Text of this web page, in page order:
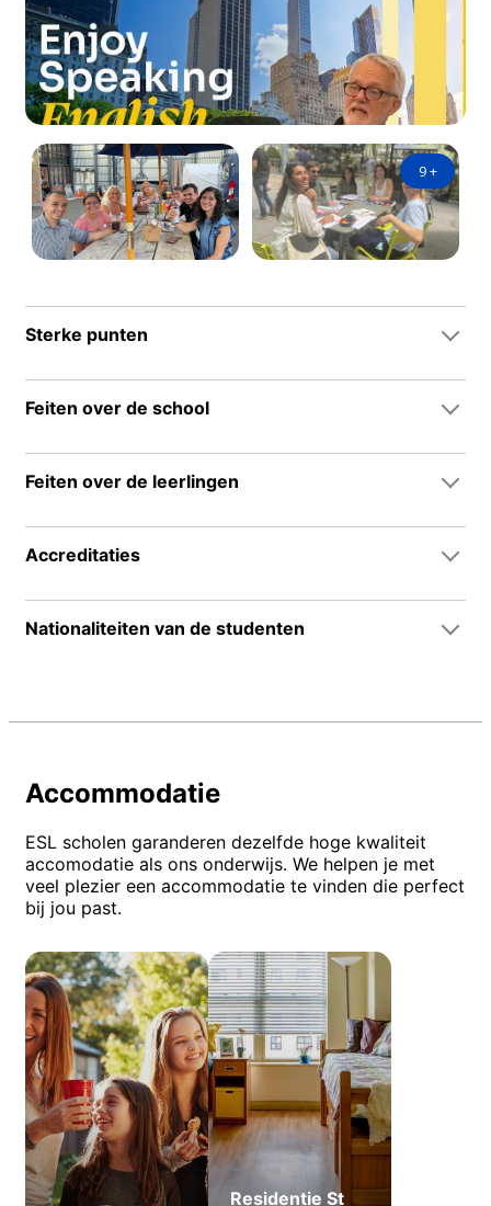
9+
Sterke punten
Feiten over de school
Feiten over de leerlingen
Accreditaties
Nationaliteiten van de studenten
Accommodatie
ESL scholen garanderen dezelfde hoge kwaliteit
accomodatie als ons onderwijs. We helpen je met
veel plezier een accommodatie te vinden die perfect
bij jou past.
Residentie St